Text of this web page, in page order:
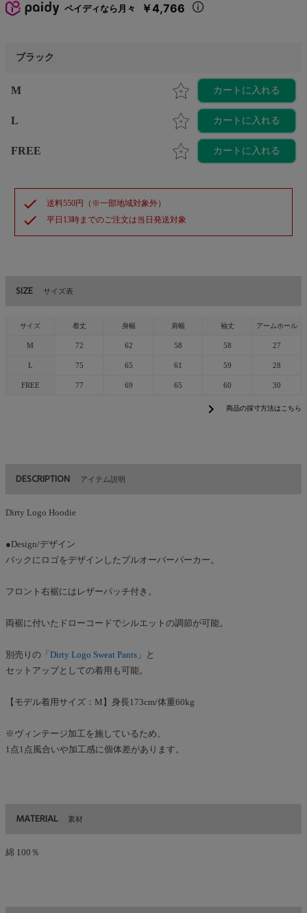
ペイディなら月々 ￥4,766
ブラック
M カートに入れる
L カートに入れる
FREE カートに入れる
check 送料550円（※一部地域対象外）
check 平日13時までのご注文は当日発送対象
SIZE サイズ表
サイズ 着丈 身幅 肩幅 袖丈 アームホール
M 72 62 58 58 27
L 75 65 61 59 28
FREE 77 69 65 60 30
chevron_right 商品の採寸方法はこちら
DESCRIPTION アイテム説明
Dirty Logo Hoodie
●Design/デザイン
バックにロゴをデザインしたプルオーバーパーカー。
フロント右裾にはレザーパッチ付き。
両裾に付いたドローコードでシルエットの調節が可能。
別売りの「 Dirty Logo Sweat Pants 」と
セットアップとしての着用も可能。
【モデル着用サイズ：M】身長173cm/体重60kg
※ヴィンテージ加工を施しているため、
1点1点風合いや加工感に個体差があります。
MATERIAL 素材
綿 100％